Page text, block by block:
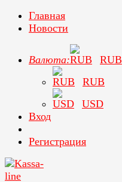
Главная
Новости
Валюта:
RUB
RUB
USD
Вход
Регистрация